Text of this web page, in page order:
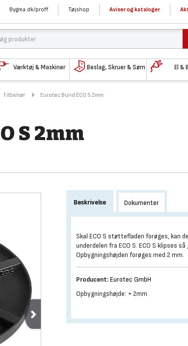
Bygma.dk/proff Tøjshop Aviser og kataloger
Værktøj & Maskiner Beslag, Skruer & Søm El &
Tilbehør Eurotec Bund ECO S 2mm
S 2mm
Beskrivelse Dokumenter
Skal ECO S støttefladen forøges, kan
underdelen fra ECO S. ECO S klipses
Opbygningshøjden forøges med 2 mm.
Producent:Eurotec GmbH
Opbygningshøjde: + 2mm